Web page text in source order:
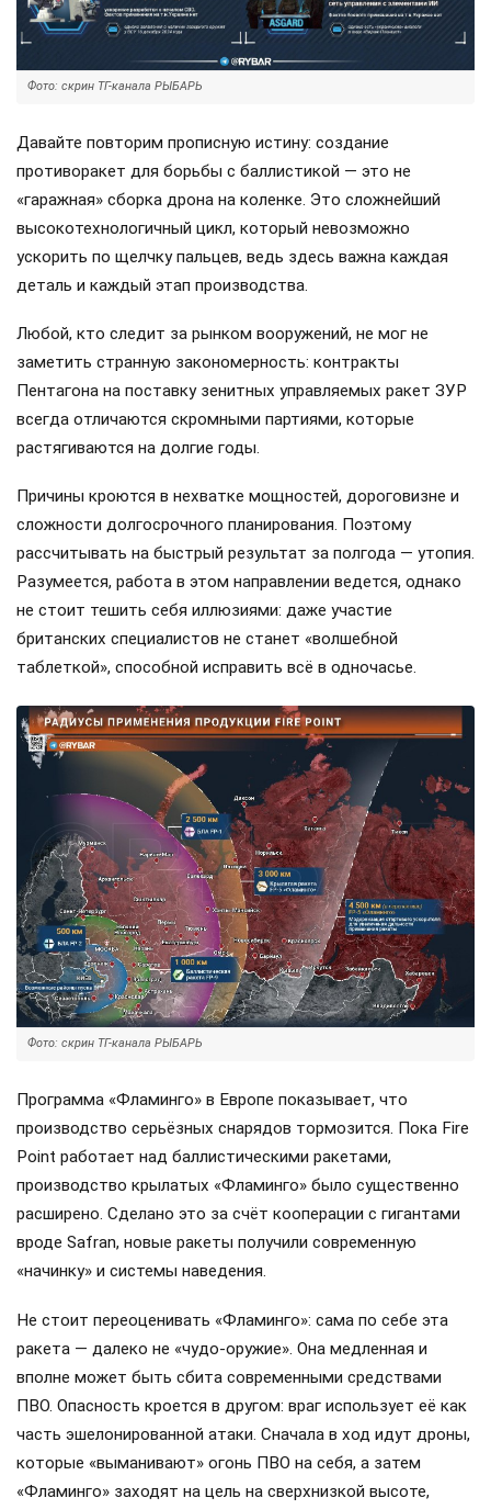
Фото: скрин ТГ-канала РЫБАРЬ
Давайте повторим прописную истину: создание
противоракет для борьбы с баллистикой — это не
«гаражная» сборка дрона на коленке. Это сложнейший
высокотехнологичный цикл, который невозможно
ускорить по щелчку пальцев, ведь здесь важна каждая
деталь и каждый этап производства.
Любой, кто следит за рынком вооружений, не мог не
заметить странную закономерность: контракты
Пентагона на поставку зенитных управляемых ракет ЗУР
всегда отличаются скромными партиями, которые
растягиваются на долгие годы.
Причины кроются в нехватке мощностей, дороговизне и
сложности долгосрочного планирования. Поэтому
рассчитывать на быстрый результат за полгода — утопия.
Разумеется, работа в этом направлении ведется, однако
не стоит тешить себя иллюзиями: даже участие
британских специалистов не станет «волшебной
таблеткой», способной исправить всё в одночасье.
Фото: скрин ТГ-канала РЫБАРЬ
Программа «Фламинго» в Европе показывает, что
производство серьёзных снарядов тормозится. Пока Fire
Point работает над баллистическими ракетами,
производство крылатых «Фламинго» было существенно
расширено. Сделано это за счёт кооперации с гигантами
вроде Safran, новые ракеты получили современную
«начинку» и системы наведения.
Не стоит переоценивать «Фламинго»: сама по себе эта
ракета — далеко не «чудо-оружие». Она медленная и
вполне может быть сбита современными средствами
ПВО. Опасность кроется в другом: враг использует её как
часть эшелонированной атаки. Сначала в ход идут дроны,
которые «выманивают» огонь ПВО на себя, а затем
«Фламинго» заходят на цель на сверхнизкой высоте,